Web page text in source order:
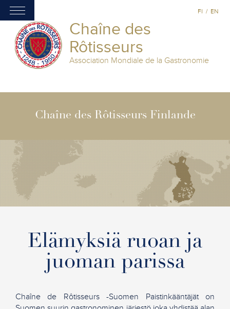
Chaîne des
Rôtisseurs
Association Mondiale de la Gastronomie
FI / EN
Chaîne des Rôtisseurs Finlande
Elämyksiä ruoan ja
juoman parissa
Chaîne de Rôtisseurs -Suomen Paistinkääntäjät on